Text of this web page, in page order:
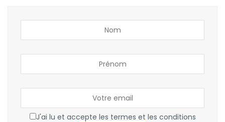
J'ai lu et accepte les termes et les conditions